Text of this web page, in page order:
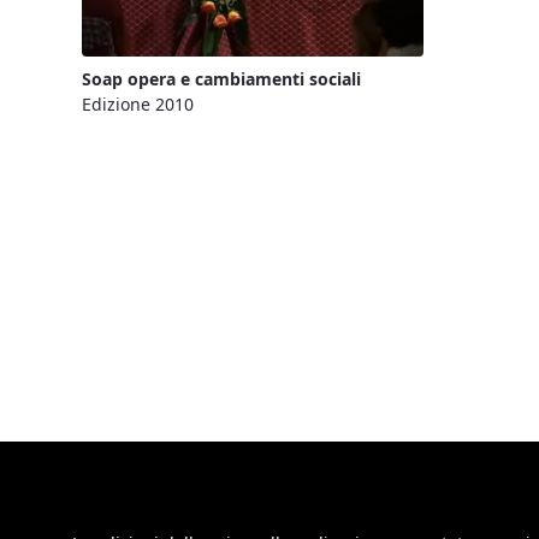
Soap opera e cambiamenti sociali
Edizione 2010